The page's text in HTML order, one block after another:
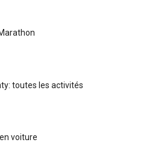
toutes les activités
voiture